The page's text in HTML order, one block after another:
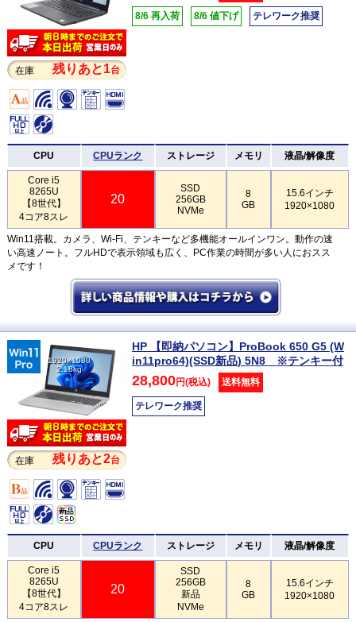
在庫 残りあと1台
8/6 再入荷 8/6 値下げ テレワーク推奨
CPU CPUランク ストレージ メモリ 液晶/解像度
Core i5
8265U
【8世代】
4コア8スレ
20
SSD
256GB
NVMe
8
GB
15.6インチ
1920×1080
Win11搭載。カメラ、Wi-Fi、テンキーなど多機能オールインワン。動作の速
い高速ノート。フルHDで表示領域も広く、PC作業の時間が多い人におスス
メです！
1920×1080
2.18kg
在庫 残りあと2台
HP 【即納パソコン】ProBook 650 G5 (W
in11pro64)(SSD新品) 5N8 ※テンキー付
28,800円(税込) 送料無料
テレワーク推奨
CPU CPUランク ストレージ メモリ 液晶/解像度
Core i5
8265U
【8世代】
4コア8スレ
20
SSD
256GB
新品
NVMe
8
GB
15.6インチ
1920×1080